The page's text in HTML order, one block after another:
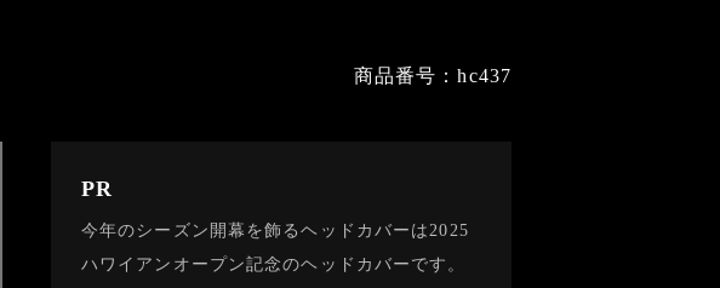
商品番号：hc437
PR
今年のシーズン開幕を飾るヘッドカバーは2025
ハワイアンオープン記念のヘッドカバーです。